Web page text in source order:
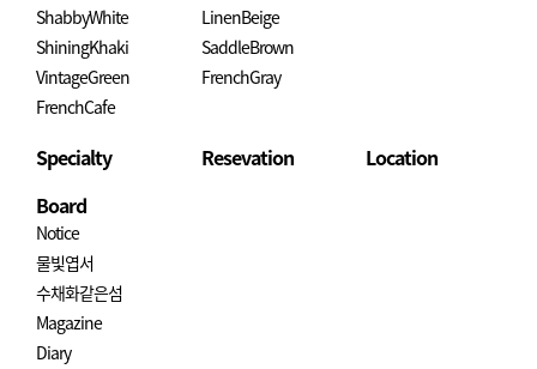
ShabbyWhite
ShiningKhaki
VintageGreen
FrenchCafe
LinenBeige
SaddleBrown
FrenchGray
Specialty Resevation
Location
Board
Notice
물빛엽서
수채화같은섬
Magazine
Diary